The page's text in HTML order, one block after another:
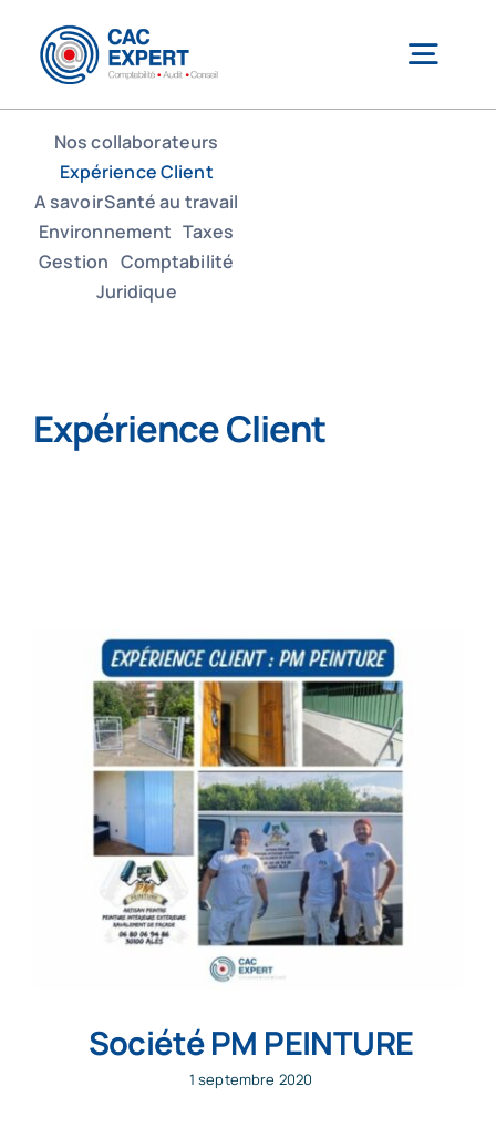
contenu
CAC EXPERT
Services
Notre équipe
Actualité
FAQs
Contact
Nos collaborateurs
Expérience Client
A savoirSanté au travail
Environnement Taxes
Gestion Comptabilité
Juridique
Expérience Client
Société PM PEINTURE
1 septembre 2020